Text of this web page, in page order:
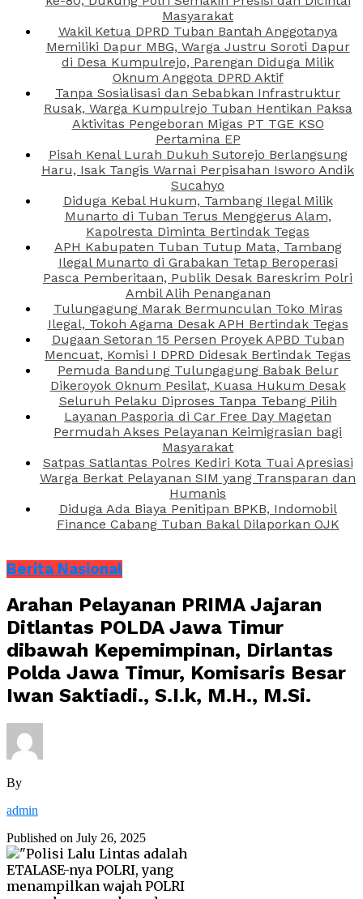
Masyarakat
Wakil Ketua DPRD Tuban Bantah Anggotanya
Memiliki Dapur MBG, Warga Justru Soroti Dapur
di Desa Kumpulrejo, Parengan Diduga Milik
Oknum Anggota DPRD Aktif
Tanpa Sosialisasi dan Sebabkan Infrastruktur
Rusak, Warga Kumpulrejo Tuban Hentikan Paksa
Aktivitas Pengeboran Migas PT TGE KSO
Pertamina EP
Pisah Kenal Lurah Dukuh Sutorejo Berlangsung
Haru, Isak Tangis Warnai Perpisahan Isworo Andik
Sucahyo
Diduga Kebal Hukum, Tambang Ilegal Milik
Munarto di Tuban Terus Menggerus Alam,
Kapolresta Diminta Bertindak Tegas
APH Kabupaten Tuban Tutup Mata, Tambang
Ilegal Munarto di Grabakan Tetap Beroperasi
Pasca Pemberitaan, Publik Desak Bareskrim Polri
Ambil Alih Penanganan
Tulungagung Marak Bermunculan Toko Miras
Ilegal, Tokoh Agama Desak APH Bertindak Tegas
Dugaan Setoran 15 Persen Proyek APBD Tuban
Mencuat, Komisi I DPRD Didesak Bertindak Tegas
Pemuda Bandung Tulungagung Babak Belur
Dikeroyok Oknum Pesilat, Kuasa Hukum Desak
Seluruh Pelaku Diproses Tanpa Tebang Pilih
Layanan Pasporia di Car Free Day Magetan
Permudah Akses Pelayanan Keimigrasian bagi
Masyarakat
Satpas Satlantas Polres Kediri Kota Tuai Apresiasi
Warga Berkat Pelayanan SIM yang Transparan dan
Humanis
Diduga Ada Biaya Penitipan BPKB, Indomobil
Finance Cabang Tuban Bakal Dilaporkan OJK
Berita Nasional
Arahan Pelayanan PRIMA Jajaran
Ditlantas POLDA Jawa Timur
dibawah Kepemimpinan, Dirlantas
Polda Jawa Timur, Komisaris Besar
Iwan Saktiadi., S.I.k, M.H., M.Si.
By
admin
Published on July 26, 2025